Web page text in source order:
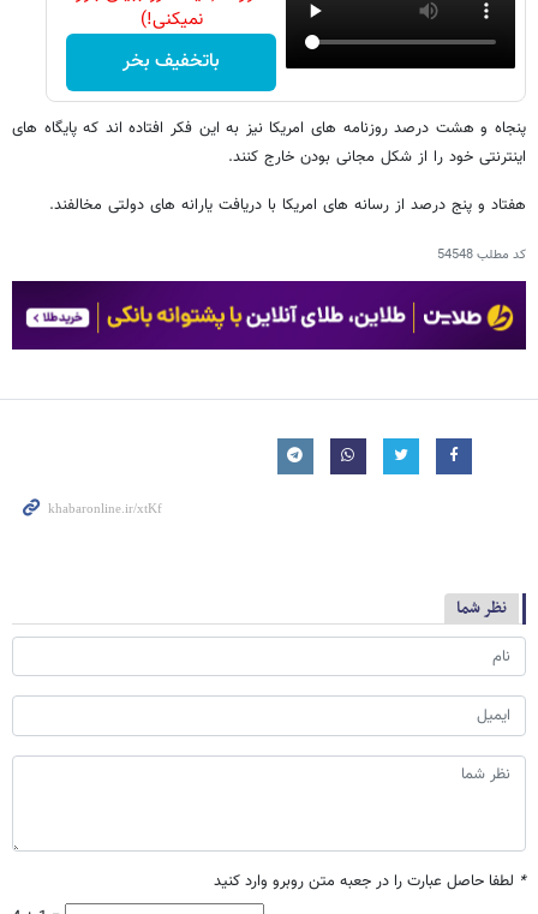
نمیکنی!)
باتخفیف بخر
پنجاه و هشت درصد روزنامه های امریکا نیز به این فکر افتاده اند که پایگاه های
اینترنتی خود را از شکل مجانی بودن خارج کنند.
هفتاد و پنج درصد از رسانه های امریکا با دریافت یارانه های دولتی مخالفند.
کد مطلب54548
نظر شما
* لطفا حاصل عبارت را در جعبه متن روبرو وارد کنید